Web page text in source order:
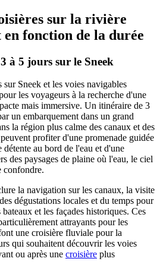
sur la rivière
en fonction de la durée
à 5 jours sur le Sneek
sur Sneek et les voies navigables
les voyageurs à la recherche d'une
mais immersive. Un itinéraire de 3
un embarquement dans un grand
la région plus calme des canaux et des
profiter d'une promenade guidée
au bord de l'eau et d'une
des paysages de plaine où l'eau, le ciel
confondre.
la navigation sur les canaux, la visite
dégustations locales et du temps pour
et les façades historiques. Ces
attrayants pour les
une croisière fluviale pour la
qui souhaitent découvrir les voies
ou après une croisière plus